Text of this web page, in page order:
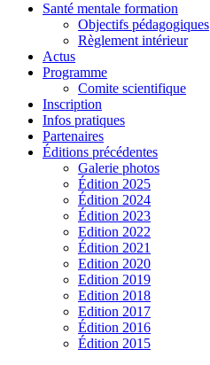
Santé mentale formation
Objectifs pédagogiques
Règlement intérieur
Actus
Programme
Comite scientifique
Inscription
Infos pratiques
Partenaires
Éditions précédentes
Galerie photos
Édition 2025
Édition 2024
Édition 2023
Edition 2022
Édition 2021
Edition 2020
Edition 2019
Edition 2018
Edition 2017
Édition 2016
Édition 2015